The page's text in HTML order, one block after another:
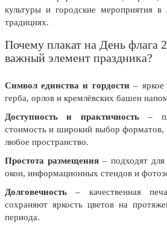
культуры и городские мероприятия в
традициях.
Почему плакат на День флага
важный элемент праздника?
Символ единства и гордости– яркое
герба, орлов и кремлёвских башен
Доступность и практичность–
стоимость и широкий выбор форматов,
любое пространство.
Простота размещения– подходят для
окон, информационных стендов и
Долговечность– качественная
сохраняют яркость цветов на
периода.